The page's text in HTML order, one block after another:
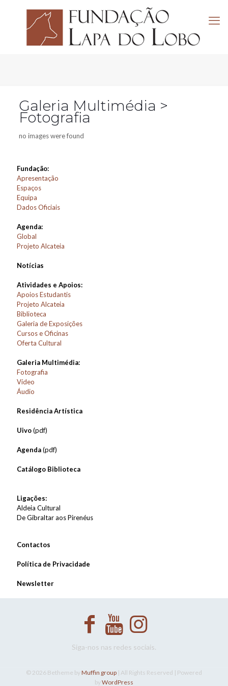
Galeria Multimédia >
Fotografia
no images were found
Fundação:
Apresentação
Espaços
Equipa
Dados Oficiais
Agenda:
Global
Projeto Alcateia
Notícias
Atividades e Apoios:
Apoios Estudantis
Projeto Alcateia
Biblioteca
Galeria de Exposições
Cursos e Oficinas
Oferta Cultural
Galeria Multimédia:
Fotografia
Vídeo
Áudio
Residência Artística
Uivo(pdf)
Agenda(pdf)
Catálogo Biblioteca
Ligações:
Aldeia Cultural
De Gibraltar aos Pirenéus
Contactos
Política de Privacidade
Newsletter
Siga-nos nas redes sociais.
© 2026 Betheme byMuffin group | All Rights Reserved | Powered
byWordPress